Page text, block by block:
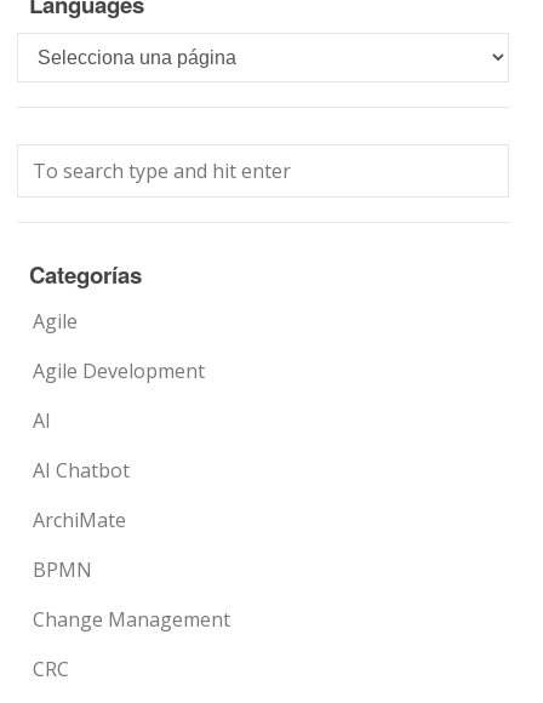
Languages
Categorías
Agile
Agile Development
AI
AI Chatbot
ArchiMate
BPMN
Change Management
CRC